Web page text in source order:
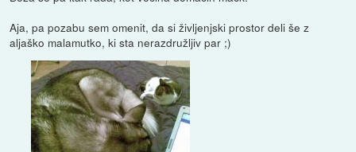
Aja, pa pozabu sem omenit, da si življenjski prostor deli še z
aljaško malamutko, ki sta nerazdružljiv par ;)